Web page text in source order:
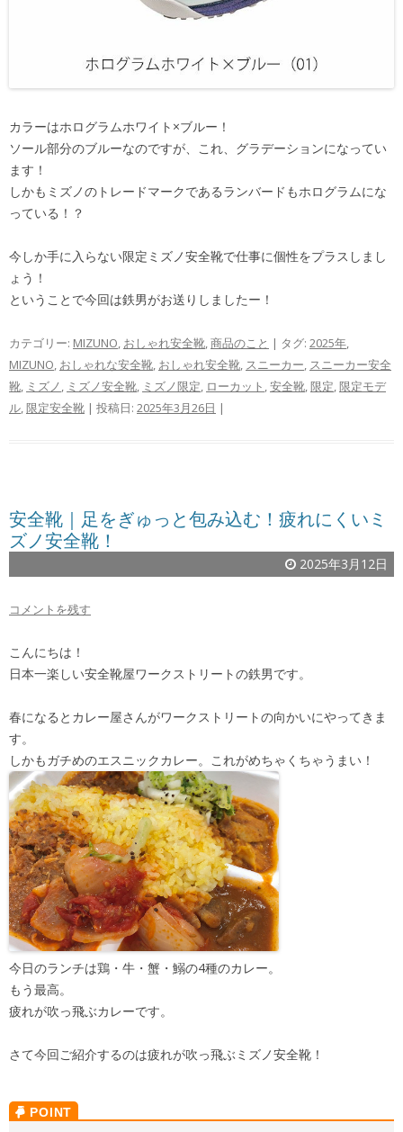
カラーはホログラムホワイト×ブルー！
ソール部分のブルーなのですが、これ、グラデーションになってい
ます！
しかもミズノのトレードマークであるランバードもホログラムにな
っている！？
今しか手に入らない限定ミズノ安全靴で仕事に個性をプラスしまし
ょう！
ということで今回は鉄男がお送りしましたー！
カテゴリー: MIZUNO, おしゃれ安全靴,商品のこと | タグ: 2025年,
MIZUNO, おしゃれな安全靴, おしゃれ安全靴, スニーカー, スニーカー安全
靴, ミズノ, ミズノ安全靴, ミズノ限定, ローカット ,安全靴,限定,限定モデ
ル,限定安全靴 | 投稿日: 2025年3月26日 |
安全靴｜足をぎゅっと包み込む！疲れにくいミ
ズノ安全靴！
2025年3月12日
コメントを残す
こんにちは！
日本一楽しい安全靴屋ワークストリートの鉄男です。
春になるとカレー屋さんがワークストリートの向かいにやってきま
す。
しかもガチめのエスニックカレー。これがめちゃくちゃうまい！
今日のランチは鶏・牛・蟹・鰯の4種のカレー。
もう最高。
疲れが吹っ飛ぶカレーです。
さて今回ご紹介するのは疲れが吹っ飛ぶミズノ安全靴！